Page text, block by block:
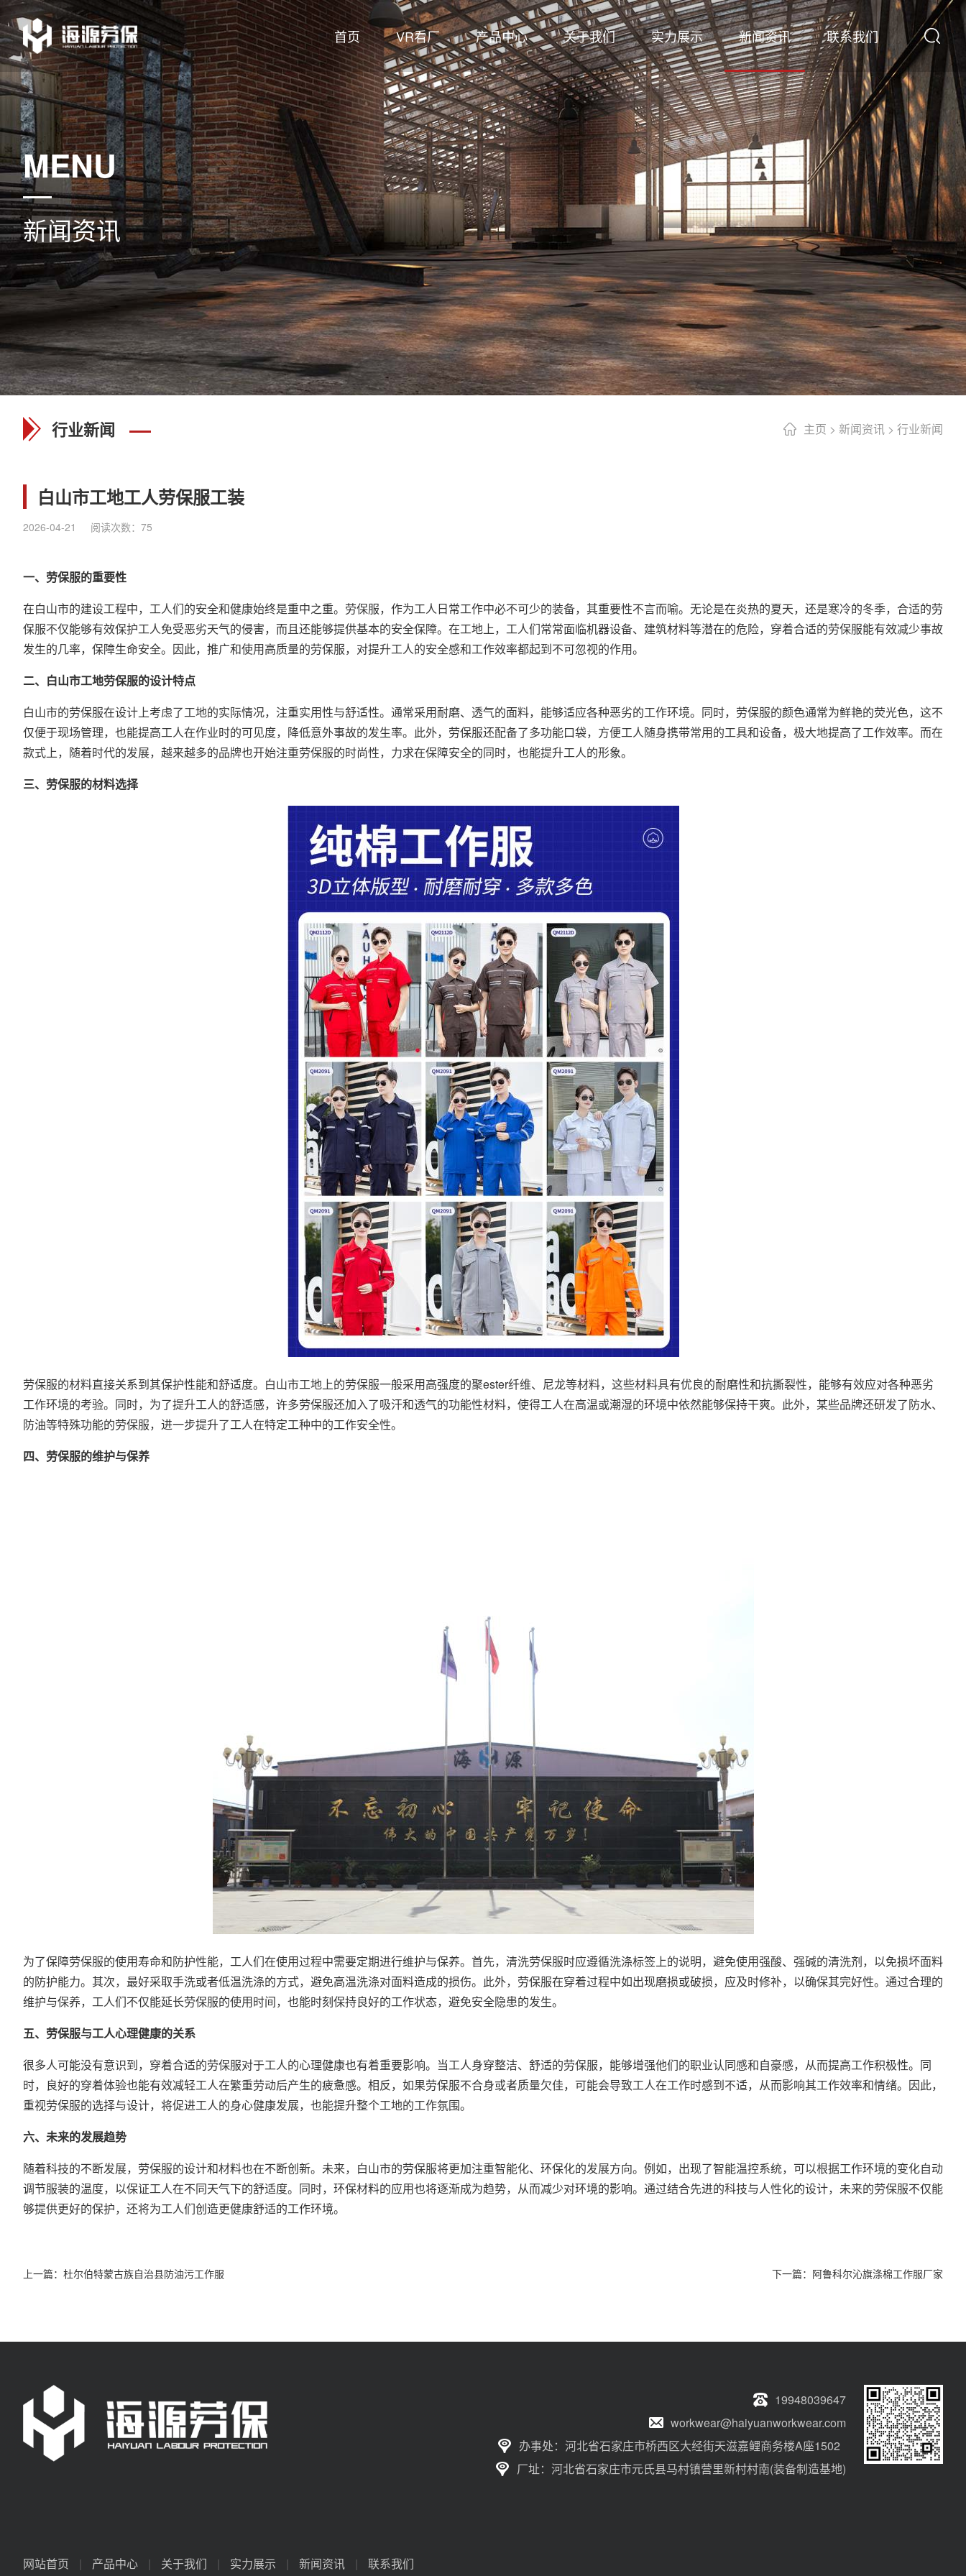
首页 VR看厂 产品中心 关于我们 实力展示 新闻资讯 联系我们
MENU
新闻资讯
主页 > 新闻资讯 > 行业新闻
行业新闻
白山市工地工人劳保服工装
2026-04-21 阅读次数： 75
一、劳保服的重要性
在白山市的建设工程中，工人们的安全和健康始终是重中之重。劳保服，作为工人日常工作中必不可少的装备，其重要性不言而喻。无论是在炎热的夏天，还是寒冷的冬季，合适的劳
保服不仅能够有效保护工人免受恶劣天气的侵害，而且还能够提供基本的安全保障。在工地上，工人们常常面临机器设备、建筑材料等潜在的危险，穿着合适的劳保服能有效减少事故
发生的几率，保障生命安全。因此，推广和使用高质量的劳保服，对提升工人的安全感和工作效率都起到不可忽视的作用。
二、白山市工地劳保服的设计特点
白山市的劳保服在设计上考虑了工地的实际情况，注重实用性与舒适性。通常采用耐磨、透气的面料，能够适应各种恶劣的工作环境。同时，劳保服的颜色通常为鲜艳的荧光色，这不
仅便于现场管理，也能提高工人在作业时的可见度，降低意外事故的发生率。此外，劳保服还配备了多功能口袋，方便工人随身携带常用的工具和设备，极大地提高了工作效率。而在
款式上，随着时代的发展，越来越多的品牌也开始注重劳保服的时尚性，力求在保障安全的同时，也能提升工人的形象。
三、劳保服的材料选择
劳保服的材料直接关系到其保护性能和舒适度。白山市工地上的劳保服一般采用高强度的聚ester纤维、尼龙等材料，这些材料具有优良的耐磨性和抗撕裂性，能够有效应对各种恶劣
工作环境的考验。同时，为了提升工人的舒适感，许多劳保服还加入了吸汗和透气的功能性材料，使得工人在高温或潮湿的环境中依然能够保持干爽。此外，某些品牌还研发了防水、
防油等特殊功能的劳保服，进一步提升了工人在特定工种中的工作安全性。
四、劳保服的维护与保养
为了保障劳保服的使用寿命和防护性能，工人们在使用过程中需要定期进行维护与保养。首先，清洗劳保服时应遵循洗涤标签上的说明，避免使用强酸、强碱的清洗剂，以免损坏面料
的防护能力。其次，最好采取手洗或者低温洗涤的方式，避免高温洗涤对面料造成的损伤。此外，劳保服在穿着过程中如出现磨损或破损，应及时修补，以确保其完好性。通过合理的
维护与保养，工人们不仅能延长劳保服的使用时间，也能时刻保持良好的工作状态，避免安全隐患的发生。
五、劳保服与工人心理健康的关系
很多人可能没有意识到，穿着合适的劳保服对于工人的心理健康也有着重要影响。当工人身穿整洁、舒适的劳保服，能够增强他们的职业认同感和自豪感，从而提高工作积极性。同
时，良好的穿着体验也能有效减轻工人在繁重劳动后产生的疲惫感。相反，如果劳保服不合身或者质量欠佳，可能会导致工人在工作时感到不适，从而影响其工作效率和情绪。因此，
重视劳保服的选择与设计，将促进工人的身心健康发展，也能提升整个工地的工作氛围。
六、未来的发展趋势
随着科技的不断发展，劳保服的设计和材料也在不断创新。未来，白山市的劳保服将更加注重智能化、环保化的发展方向。例如，出现了智能温控系统，可以根据工作环境的变化自动
调节服装的温度，以保证工人在不同天气下的舒适度。同时，环保材料的应用也将逐渐成为趋势，从而减少对环境的影响。通过结合先进的科技与人性化的设计，未来的劳保服不仅能
够提供更好的保护，还将为工人们创造更健康舒适的工作环境。
上一篇： 杜尔伯特蒙古族自治县防油污工作服 下一篇： 阿鲁科尔沁旗涤棉工作服厂家
19948039647
workwear@haiyuanworkwear.com
办事处：河北省石家庄市桥西区大经街天滋嘉鲤商务楼A座1502
厂址：河北省石家庄市元氏县马村镇营里新村村南(装备制造基地)
网站首页 | 产品中心 | 关于我们 | 实力展示 | 新闻资讯 | 联系我们